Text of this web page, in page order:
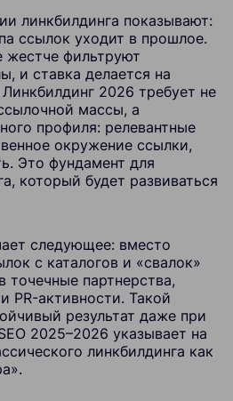
линкбилдинга показывают:
ссылок уходит в прошлое.
жестче фильтруют
и ставка делается на
2026 требует не
массы, а
профиля: релевантные
окружение ссылки,
Это фундамент для
который будет развиваться
следующее: вместо
с каталогов и «свалок»
точечные партнерства,
PR-активности. Такой
результат даже при
2025–2026 указывает на
линкбилдинга как